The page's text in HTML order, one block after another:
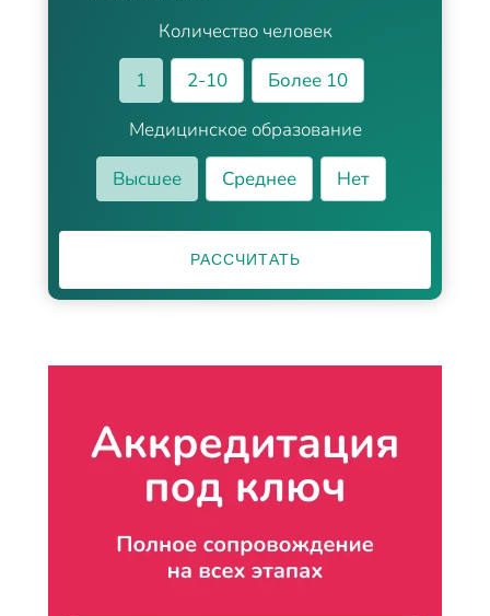
Количество человек
1
2-10
Более 10
Медицинское образование
Высшее
Среднее Нет
РАССЧИТАТЬ